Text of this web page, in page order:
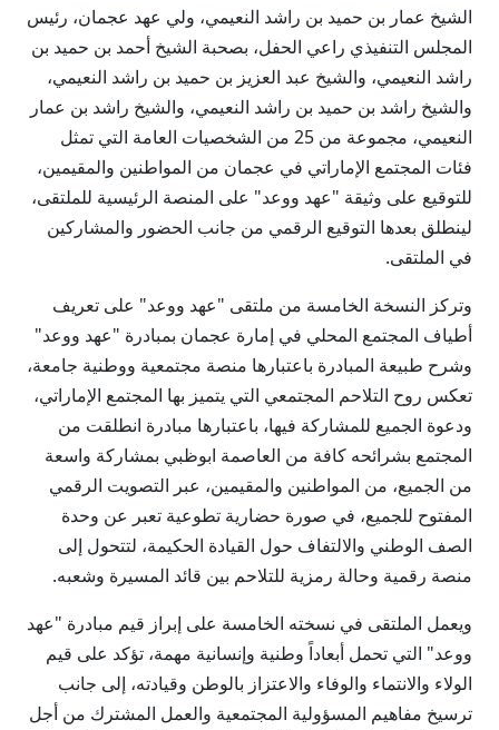
الشيخ عمار بن حميد بن راشد النعيمي، ولي عهد عجمان، رئيس
المجلس التنفيذي راعي الحفل، بصحبة الشيخ أحمد بن حميد بن
راشد النعيمي، والشيخ عبد العزيز بن حميد بن راشد النعيمي،
والشيخ راشد بن حميد بن راشد النعيمي، والشيخ راشد بن عمار
النعيمي، مجموعة من 25 من الشخصيات العامة التي تمثل
فئات المجتمع الإماراتي في عجمان من المواطنين والمقيمين،
للتوقيع على وثيقة "عهد ووعد" على المنصة الرئيسية للملتقى،
لينطلق بعدها التوقيع الرقمي من جانب الحضور والمشاركين
في الملتقى.
وتركز النسخة الخامسة من ملتقى "عهد ووعد" على تعريف
أطياف المجتمع المحلي في إمارة عجمان بمبادرة "عهد ووعد"
وشرح طبيعة المبادرة باعتبارها منصة مجتمعية ووطنية جامعة،
تعكس روح التلاحم المجتمعي التي يتميز بها المجتمع الإماراتي،
ودعوة الجميع للمشاركة فيها، باعتبارها مبادرة انطلقت من
المجتمع بشرائحه كافة من العاصمة ابوظبي بمشاركة واسعة
من الجميع، من المواطنين والمقيمين، عبر التصويت الرقمي
المفتوح للجميع، في صورة حضارية تطوعية تعبر عن وحدة
الصف الوطني والالتفاف حول القيادة الحكيمة، لتتحول إلى
منصة رقمية وحالة رمزية للتلاحم بين قائد المسيرة وشعبه.
ويعمل الملتقى في نسخته الخامسة على إبراز قيم مبادرة "عهد
ووعد" التي تحمل أبعاداً وطنية وإنسانية مهمة، تؤكد على قيم
الولاء والانتماء والوفاء والاعتزاز بالوطن وقيادته، إلى جانب
ترسيخ مفاهيم المسؤولية المجتمعية والعمل المشترك من أجل